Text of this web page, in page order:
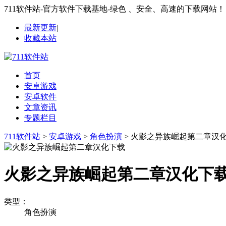
711软件站-官方软件下载基地-绿色 、安全、高速的下载网站！
最新更新|
收藏本站
首页
安卓游戏
安卓软件
文章资讯
专题栏目
711软件站 > 安卓游戏 > 角色扮演 > 火影之异族崛起第二章汉
火影之异族崛起第二章汉化下
类型：
角色扮演